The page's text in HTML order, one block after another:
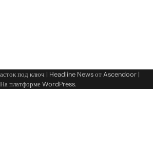
под ключ | Headline News отAscendoor |
На платформеWordPress.